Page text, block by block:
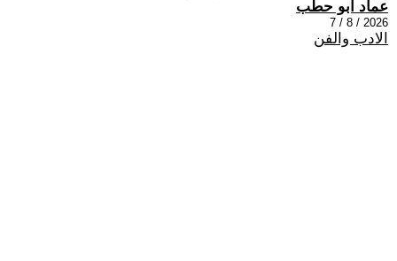
عماد أبو حطب
2026 / 8 / 7
الادب والفن